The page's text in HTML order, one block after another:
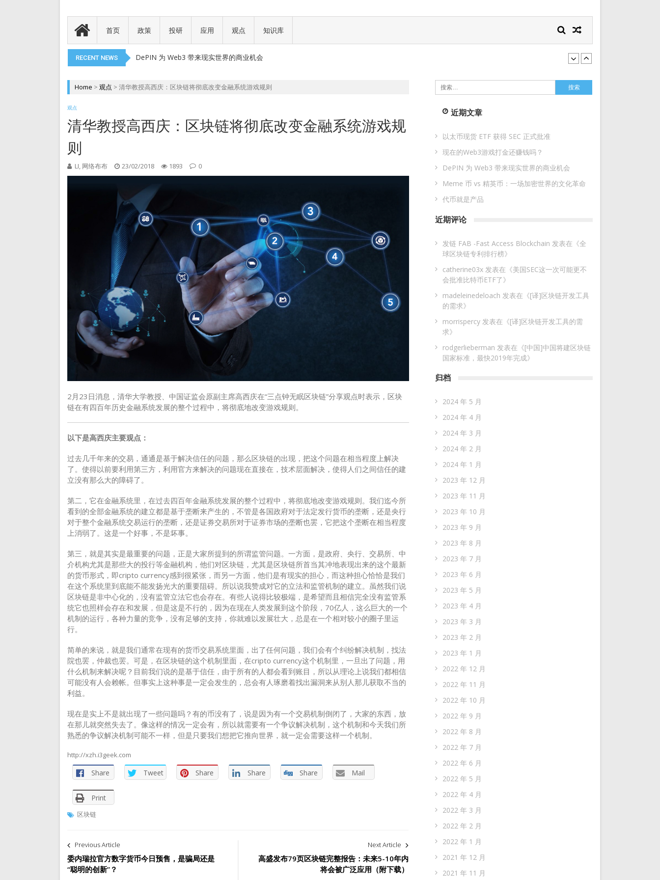
首页 政策 投研 应用 观点 知识库
RECENT NEWS
以太币现货 ETF 获得 SEC 正式批准
现在的Web3游戏打金还赚钱吗？
DePIN 为 Web3 带来现实世界的商业机会
代币就是产品
DePIN 为 Web3 带来现实世界的商业机会
Home > 观点 > 清华教授高西庆：区块链将彻底改变金融系统游戏规则
观点
清华教授高西庆：区块链将彻底改变金融系统游戏规
则
LI, 网络布布 23/02/2018 1893 0
2月23日消息，清华大学教授、中国证监会原副主席高西庆在“三点钟无眠区块链”分享观点时表示，区块
链在有四百年历史金融系统发展的整个过程中，将彻底地改变游戏规则。
以下是高西庆主要观点：
过去几千年来的交易，通通是基于解决信任的问题，那么区块链的出现，把这个问题在相当程度上解决
了。使得以前要利用第三方，利用官方来解决的问题现在直接在，技术层面解决，使得人们之间信任的建
立没有那么大的障碍了。
第二，它在金融系统里，在过去四百年金融系统发展的整个过程中，将彻底地改变游戏规则。我们迄今所
看到的全部金融系统的建立都是基于垄断来产生的，不管是各国政府对于法定发行货币的垄断，还是央行
对于整个金融系统交易运行的垄断，还是证券交易所对于证券市场的垄断也罢，它把这个垄断在相当程度
上消弱了。这是一个好事，不是坏事。
第三，就是其实是最重要的问题，正是大家所提到的所谓监管问题。一方面，是政府、央行、交易所、中
介机构尤其是那些大的投行等金融机构，他们对区块链，尤其是区块链所首当其冲地表现出来的这个最新
的货币形式，即cripto currency感到很紧张，而另一方面，他们是有现实的担心，而这种担心恰恰是我们
在这个系统里到底能不能发扬光大的重要阻碍。所以说我赞成对它的立法和监管机制的建立。虽然我们说
区块链是非中心化的，没有监管立法它也会存在。有些人说得比较极端，是希望而且相信完全没有监管系
统它也照样会存在和发展，但是这是不行的，因为在现在人类发展到这个阶段，70亿人，这么巨大的一个
机制的运行，各种力量的竞争，没有足够的支持，你就难以发展壮大，总是在一个相对较小的圈子里运
行。
简单的来说，就是我们通常在现有的货币交易系统里面，出了任何问题，我们会有个纠纷解决机制，找法
院也罢，仲裁也罢。可是，在区块链的这个机制里面，在cripto currency这个机制里，一旦出了问题，用
什么机制来解决呢？目前我们说的是基于信任，由于所有的人都会看到账目，所以从理论上说我们都相信
可能没有人会赖帐。但事实上这种事是一定会发生的，总会有人琢磨着找出漏洞来从别人那儿获取不当的
利益。
现在是实上不是就出现了一些问题吗？有的币没有了，说是因为有一个交易机制倒闭了，大家的东西，放
在那儿就突然失去了。像这样的情况一定会有，所以就需要有一个争议解决机制，这个机制和今天我们所
熟悉的争议解决机制可能不一样，但是只要我们想把它推向世界，就一定会需要这样一个机制。
http://xzh.i3geek.com
Share Tweet Share Share Share Mail
Print
区块链
文
章
Previous Article
委内瑞拉官方数字货币今日预售，是骗局还是
“聪明的创新”？
Next Article
高盛发布79页区块链完整报告：未来5-10年内
将会被广泛应用（附下载）
搜
索：
近期文章
以太币现货 ETF 获得 SEC 正式批准
现在的Web3游戏打金还赚钱吗？
DePIN 为 Web3 带来现实世界的商业机会
Meme 币 vs 精英币：一场加密世界的文化革命
代币就是产品
近期评论
发链 FAB -Fast Access Blockchain 发表在《全
球区块链专利排行榜》
catherine03x 发表在《美国SEC这一次可能更不
会批准比特币ETF了》
madeleinedeloach 发表在《[译]区块链开发工具
的需求》
morrispercy 发表在《[译]区块链开发工具的需
求》
rodgerlieberman 发表在《[中国]中国将建区块链
国家标准，最快2019年完成》
归档
2024 年 5 月
2024 年 4 月
2024 年 3 月
2024 年 2 月
2024 年 1 月
2023 年 12 月
2023 年 11 月
2023 年 10 月
2023 年 9 月
2023 年 8 月
2023 年 7 月
2023 年 6 月
2023 年 5 月
2023 年 4 月
2023 年 3 月
2023 年 2 月
2023 年 1 月
2022 年 12 月
2022 年 11 月
2022 年 10 月
2022 年 9 月
2022 年 8 月
2022 年 7 月
2022 年 6 月
2022 年 5 月
2022 年 4 月
2022 年 3 月
2022 年 2 月
2022 年 1 月
2021 年 12 月
2021 年 11 月